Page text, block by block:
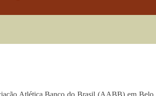
Atlética Banco do Brasil (AABB) em Belo